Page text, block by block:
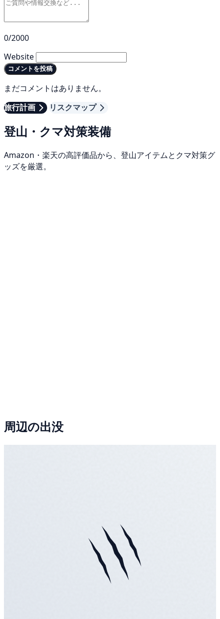
0/2000
Website
コメントを投稿
まだコメントはありません。
旅行計画
リスクマップ
登山・クマ対策装備
Amazon・楽天の高評価品から、登山アイテムとクマ対策グ
ッズを厳選。
周辺の出没